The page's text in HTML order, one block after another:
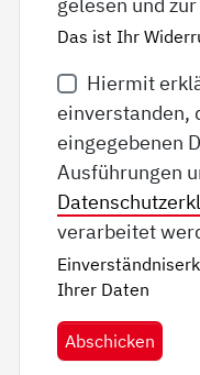
Das ist Ihr
Hiermit
einverstanden,
eingegebenen
Ausführungen
verarbeitet
Ihrer Daten
Abschicken